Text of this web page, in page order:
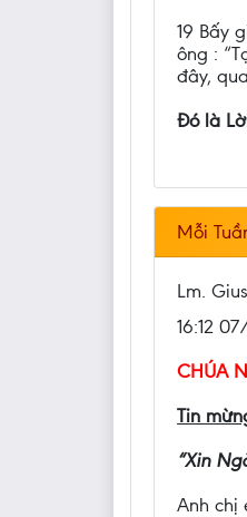
19 Bấy
ông :
đây,
Đó là
Mỗi
Lm.
16:12
CHÚA
Tin
“Xin
Anh chị